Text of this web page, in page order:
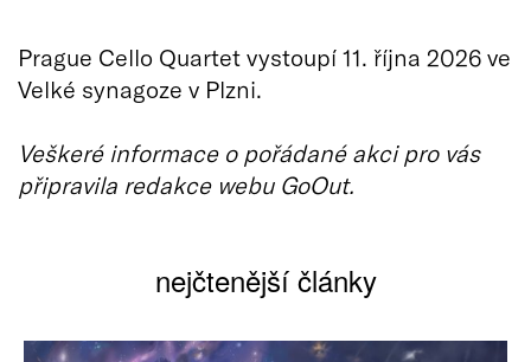
Prague Cello Quartet vystoupí 11. října 2026 ve
Velké synagoze v Plzni.
Veškeré informace o pořádané akci pro vás
připravila redakce webu GoOut.
nejčtenější články